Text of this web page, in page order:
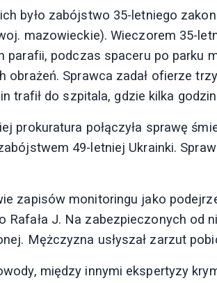
było zabójstwo 35-letniego
mazowieckie). Wieczorem 35-
parafii, podczas spaceru po parku
obrażeń. Sprawca zadał ofierze
trafił do szpitala, gdzie kilka
prokuratura połączyła sprawę
49-letniej Ukrainki.
zapisów monitoringu jako
Rafała J. Na zabezpieczonych od
Mężczyzna usłyszał zarzut
między innymi ekspertyzy